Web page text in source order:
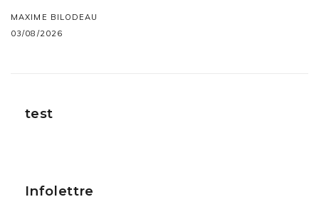
MAXIME BILODEAU
03/08/2026
test
Infolettre